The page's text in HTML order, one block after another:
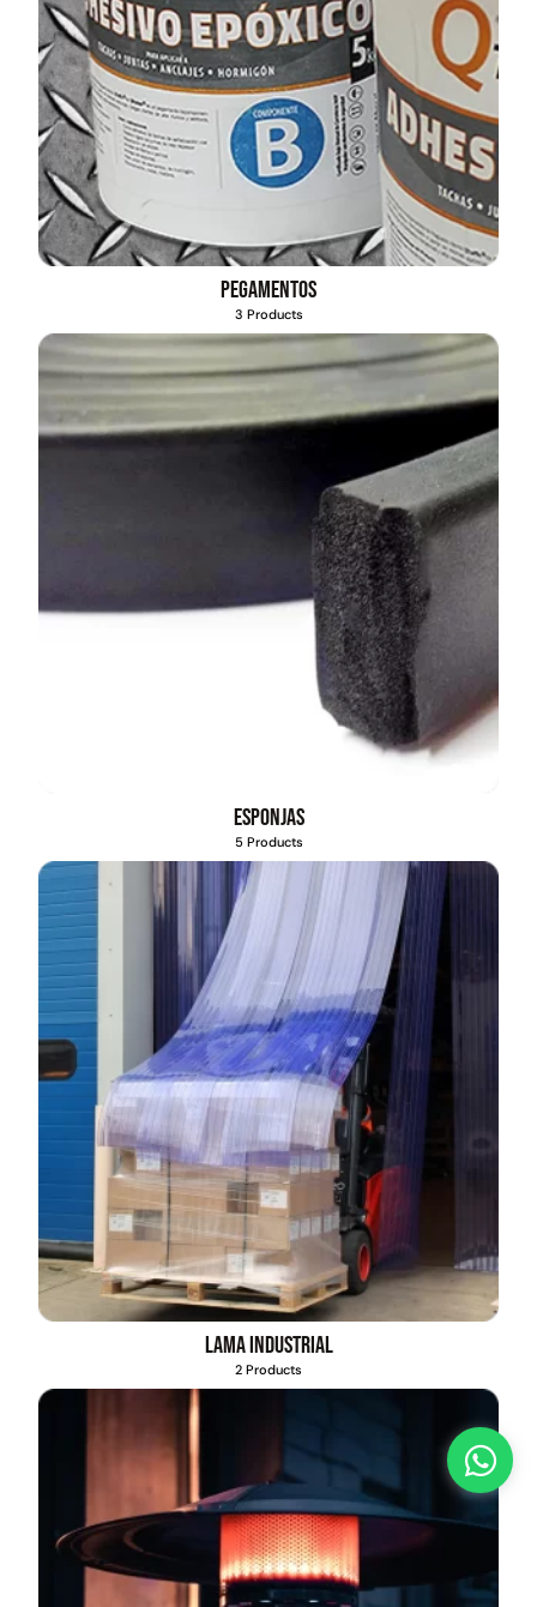
Pegamentos
3 Products
Esponjas
5 Products
Lama industrial
2 Products